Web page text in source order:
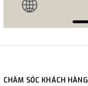
CHĂM SÓC KHÁCH HÀNG